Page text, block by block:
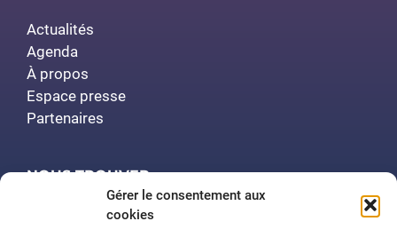
Gérer le consentement aux
cookies
Actualités
Agenda
À propos
Espace presse
Partenaires
NOUS TROUVER
Polytech Nancy